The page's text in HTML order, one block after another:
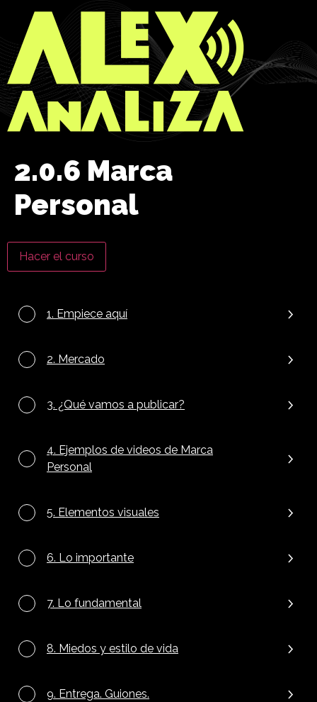
2.0.6 Marca
Personal
Hacer el curso
1. Empiece aquí
2. Mercado
3. ¿Qué vamos a publicar?
4. Ejemplos de videos de Marca
Personal
5. Elementos visuales
6. Lo importante
7. Lo fundamental
8. Miedos y estilo de vida
9. Entrega. Guiones.